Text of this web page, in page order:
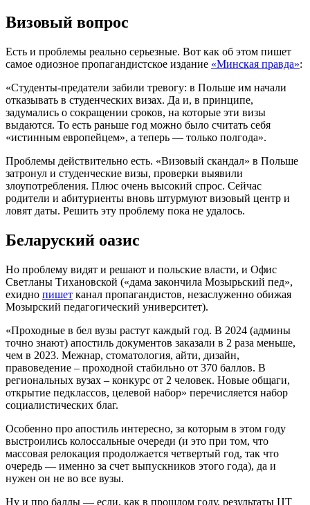
Визовый вопрос
Есть и проблемы реально серьезные. Вот как об этом пишет
самое одиозное пропагандистское издание «Минская правда»:
«Студенты-предатели забили тревогу: в Польше им начали
отказывать в студенческих визах. Да и, в принципе,
задумались о сокращении сроков, на которые эти визы
выдаются. То есть раньше год можно было считать себя
«истинным европейцем», а теперь — только полгода».
Проблемы действительно есть. «Визовый скандал» в Польше
затронул и студенческие визы, проверки выявили
злоупотребления. Плюс очень высокий спрос. Сейчас
родители и абитуриенты вновь штурмуют визовый центр и
ловят даты. Решить эту проблему пока не удалось.
Беларуский оазис
Но проблему видят и решают и польские власти, и Офис
Светланы Тихановской («дама закончила Мозырьский пед»,
ехидно пишет канал пропагандистов, незаслуженно обижая
Мозырский педагогический университет).
«Проходные в бел вузы растут каждый год. В 2024 (админы
точно знают) апостиль документов заказали в 2 раза меньше,
чем в 2023. Межнар, стоматология, айти, дизайн,
правоведение – проходной стабильно от 370 баллов. В
региональных вузах – конкурс от 2 человек. Новые общаги,
открытие педклассов, целевой набор» перечисляется набор
социалистических благ.
Особенно про апостиль интересно, за которым в этом году
выстроились колоссальные очереди (и это при том, что
массовая релокация продолжается четвертый год, так что
очередь — именно за счет выпускников этого года), да и
нужен он не во все вузы.
Ну и про баллы — если, как в прошлом году, результаты ЦТ